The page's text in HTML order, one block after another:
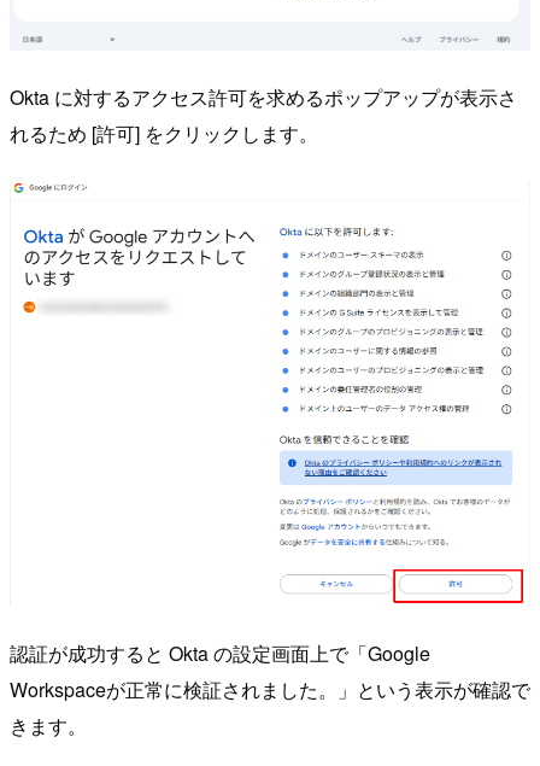
Okta に対するアクセス許可を求めるポップアップが表示さ
れるため [許可] をクリックします。
認証が成功すると Okta の設定画面上で「Google
Workspaceが正常に検証されました。」という表示が確認で
きます。